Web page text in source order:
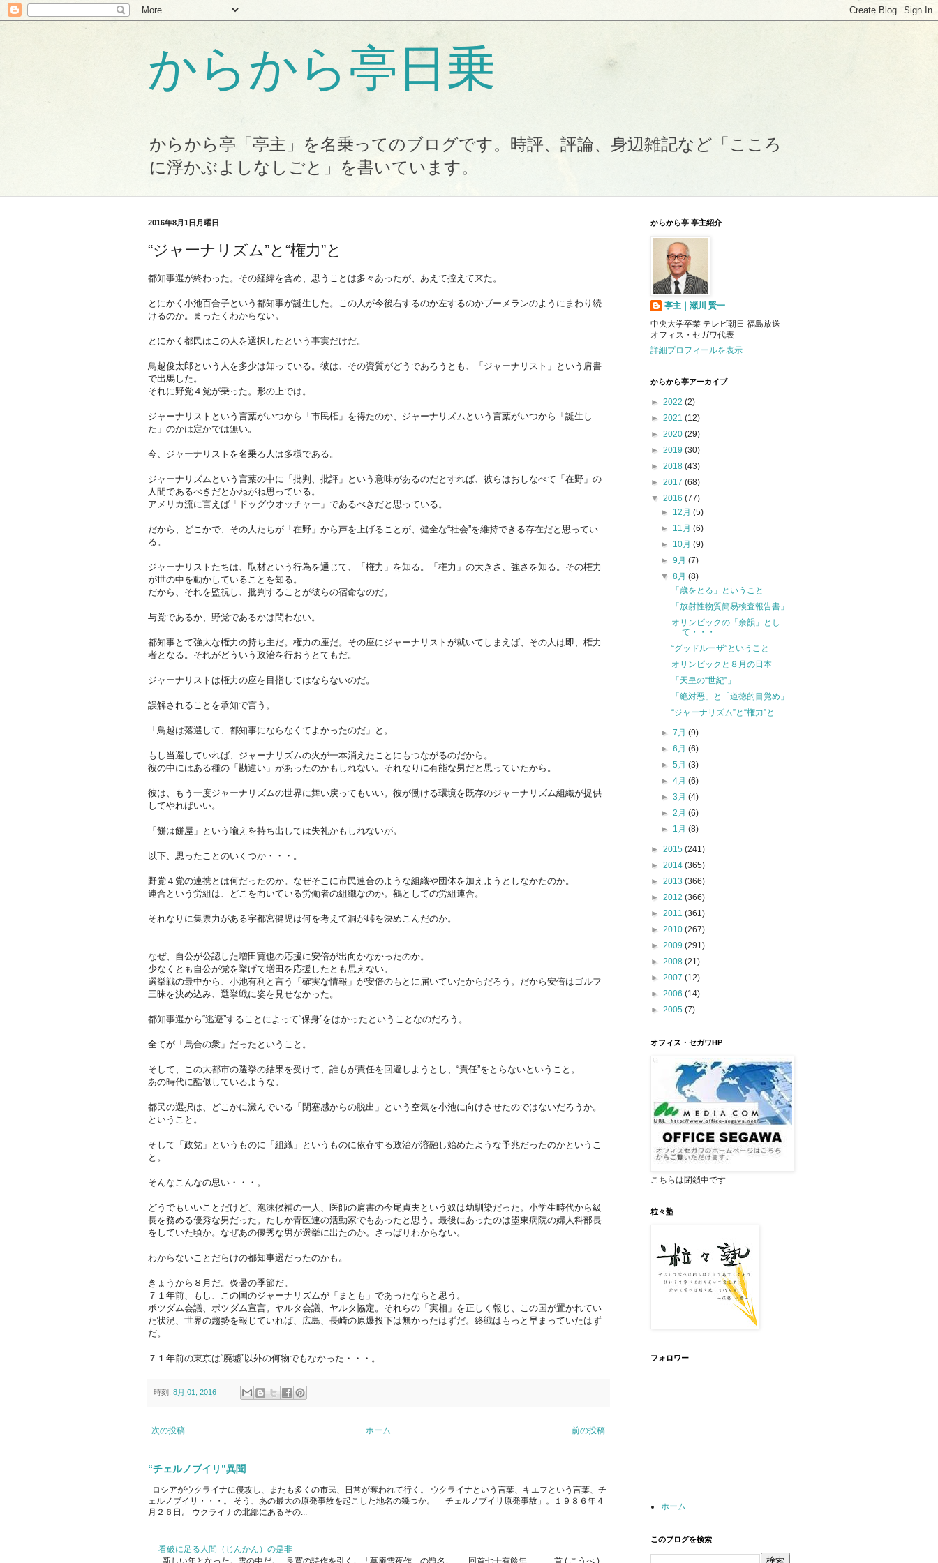
からから亭日乗
からから亭「亭主」を名乗ってのブログです。時評、評論、身辺雑記など「こころ
に浮かぶよしなしごと」を書いています。
2016年8月1日月曜日
“ジャーナリズム”と“権力”と
都知事選が終わった。その経緯を含め、思うことは多々あったが、あえて控えて来た。
とにかく小池百合子という都知事が誕生した。この人が今後右するのか左するのかブーメランのようにまわり続
けるのか。まったくわからない。
とにかく都民はこの人を選択したという事実だけだ。
鳥越俊太郎という人を多少は知っている。彼は、その資質がどうであろうとも、「ジャーナリスト」という肩書
で出馬した。
それに野党４党が乗った。形の上では。
ジャーナリストという言葉がいつから「市民権」を得たのか、ジャーナリズムという言葉がいつから「誕生し
た」のかは定かでは無い。
今、ジャーナリストを名乗る人は多様である。
ジャーナリズムという言葉の中に「批判、批評」という意味があるのだとすれば、彼らはおしなべて「在野」の
人間であるべきだとかねがね思っている。
アメリカ流に言えば「ドッグウオッチャー」であるべきだと思っている。
だから、どこかで、その人たちが「在野」から声を上げることが、健全な“社会”を維持できる存在だと思ってい
る。
ジャーナリストたちは、取材という行為を通じて、「権力」を知る。「権力」の大きさ、強さを知る。その権力
が世の中を動かしていることを知る。
だから、それを監視し、批判することが彼らの宿命なのだ。
与党であるか、野党であるかは問わない。
都知事とて強大な権力の持ち主だ。権力の座だ。その座にジャーナリストが就いてしまえば、その人は即、権力
者となる。それがどういう政治を行おうとてもだ。
ジャーナリストは権力の座を目指してはならないのだ。
誤解されることを承知で言う。
「鳥越は落選して、都知事にならなくてよかったのだ」と。
もし当選していれば、ジャーナリズムの火が一本消えたことにもつながるのだから。
彼の中にはある種の「勘違い」があったのかもしれない。それなりに有能な男だと思っていたから。
彼は、もう一度ジャーナリズムの世界に舞い戻ってもいい。彼が働ける環境を既存のジャーナリズム組織が提供
してやればいい。
「餅は餅屋」という喩えを持ち出しては失礼かもしれないが。
以下、思ったことのいくつか・・・。
野党４党の連携とは何だったのか。なぜそこに市民連合のような組織や団体を加えようとしなかたのか。
連合という労組は、どこを向いている労働者の組織なのか。鵺としての労組連合。
それなりに集票力がある宇都宮健児は何を考えて洞が峠を決めこんだのか。
なぜ、自公が公認した増田寛也の応援に安倍が出向かなかったのか。
少なくとも自公が党を挙げて増田を応援したとも思えない。
選挙戦の最中から、小池有利と言う「確実な情報」が安倍のもとに届いていたからだろう。だから安倍はゴルフ
三昧を決め込み、選挙戦に姿を見せなかった。
都知事選から“逃避”することによって“保身”をはかったということなのだろう。
全てが「烏合の衆」だったということ。
そして、この大都市の選挙の結果を受けて、誰もが責任を回避しようとし、“責任”をとらないということ。
あの時代に酷似しているような。
都民の選択は、どこかに澱んでいる「閉塞感からの脱出」という空気を小池に向けさせたのではないだろうか。
ということ。
そして「政党」というものに「組織」というものに依存する政治が溶融し始めたような予兆だったのかというこ
と。
そんなこんなの思い・・・。
どうでもいいことだけど、泡沫候補の一人、医師の肩書の今尾貞夫という奴は幼馴染だった。小学生時代から級
長を務める優秀な男だった。たしか青医連の活動家でもあったと思う。最後にあったのは墨東病院の婦人科部長
をしていた頃か。なぜあの優秀な男が選挙に出たのか。さっぱりわからない。
わからないことだらけの都知事選だったのかも。
きょうから８月だ。炎暑の季節だ。
７１年前、もし、この国のジャーナリズムが「まとも」であったならと思う。
ポツダム会議、ポツダム宣言。ヤルタ会議、ヤルタ協定。それらの「実相」を正しく報じ、この国が置かれてい
た状況、世界の趨勢を報じていれば、広島、長崎の原爆投下は無かったはずだ。終戦はもっと早まっていたはず
だ。
７１年前の東京は“廃墟”以外の何物でもなかった・・・。
時刻: 8月 01, 2016
次の投稿 前の投稿
ホーム
“チェルノブイリ”異聞
ロシアがウクライナに侵攻し、またも多くの市民、日常が奪われて行く。 ウクライナという言葉、キエフという言葉、チ
ェルノブイリ・・・。 そう、あの最大の原発事故を起こした地名の幾つか。 「チェルノブイリ原発事故」。１９８６年４
月２６日。 ウクライナの北部にあるその...
看破に足る人間（じんかん）の是非
新しい年となった。雪の中だ。 良寛の詩作を引く。「草庵雪夜作」の題名。 回首七十有餘年 首 ( こうべ )
からから亭 亭主紹介
亭主｜瀬川 賢一
中央大学卒業 テレビ朝日 福島放送
オフィス・セガワ代表
詳細プロフィールを表示
からから亭アーカイブ
► 2022 (2)
► 2021 (12)
► 2020 (29)
► 2019 (30)
► 2018 (43)
► 2017 (68)
▼ 2016 (77)
► 12月(5)
► 11月(6)
► 10月(9)
►9月(7)
▼8月(8)
「歳をとる」ということ
「放射性物質簡易検査報告書」
オリンピックの「余韻」とし
て・・・
“グッドルーザ”ということ
オリンピックと８月の日本
「天皇の“世紀”」
「絶対悪」と「道徳的目覚め」
“ジャーナリズム”と“権力”と
►7月(9)
►6月(6)
►5月(3)
►4月(6)
►3月(4)
►2月(6)
► 1月(8)
► 2015 (241)
► 2014 (365)
► 2013 (366)
► 2012 (366)
► 2011 (361)
► 2010 (267)
► 2009 (291)
► 2008 (21)
► 2007 (12)
► 2006 (14)
► 2005 (7)
オフィス・セガワHP
こちらは閉鎖中です
粒々塾
フォロワー
ホーム
このブログを検索